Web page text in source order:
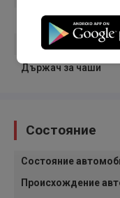
Дистанционно
Кожен волан
Държач за чаши
Состояние
Состояние
Происхождение